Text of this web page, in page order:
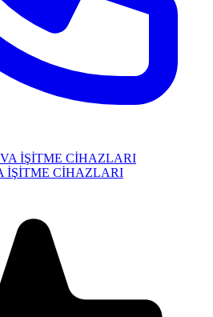
İŞİTME CİHAZLARI